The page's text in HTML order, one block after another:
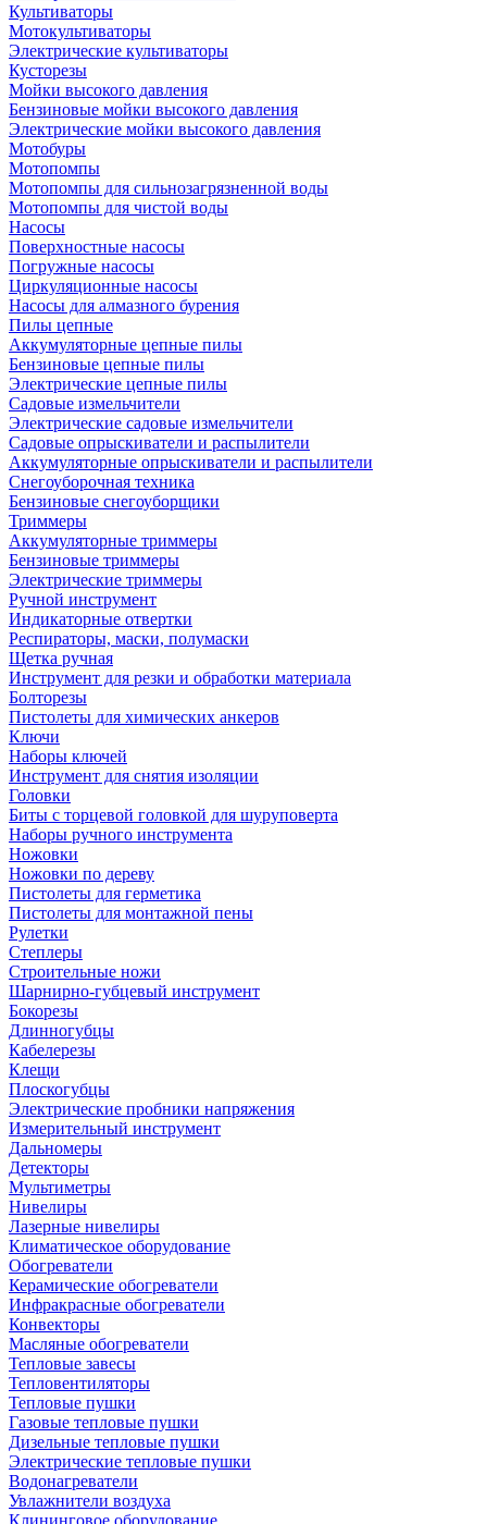
Культиваторы
Мотокультиваторы
Электрические культиваторы
Кусторезы
Мойки высокого давления
Бензиновые мойки высокого давления
Электрические мойки высокого давления
Мотобуры
Мотопомпы
Мотопомпы для сильнозагрязненной воды
Мотопомпы для чистой воды
Насосы
Поверхностные насосы
Погружные насосы
Циркуляционные насосы
Насосы для алмазного бурения
Пилы цепные
Аккумуляторные цепные пилы
Бензиновые цепные пилы
Электрические цепные пилы
Садовые измельчители
Электрические садовые измельчители
Садовые опрыскиватели и распылители
Аккумуляторные опрыскиватели и распылители
Снегоуборочная техника
Бензиновые снегоуборщики
Триммеры
Аккумуляторные триммеры
Бензиновые триммеры
Электрические триммеры
Ручной инструмент
Индикаторные отвертки
Респираторы, маски, полумаски
Щетка ручная
Инструмент для резки и обработки материала
Болторезы
Пистолеты для химических анкеров
Ключи
Наборы ключей
Инструмент для снятия изоляции
Головки
Биты с торцевой головкой для шуруповерта
Наборы ручного инструмента
Ножовки
Ножовки по дереву
Пистолеты для герметика
Пистолеты для монтажной пены
Рулетки
Степлеры
Строительные ножи
Шарнирно-губцевый инструмент
Бокорезы
Длинногубцы
Кабелерезы
Клещи
Плоскогубцы
Электрические пробники напряжения
Измерительный инструмент
Дальномеры
Детекторы
Мультиметры
Нивелиры
Лазерные нивелиры
Климатическое оборудование
Обогреватели
Керамические обогреватели
Инфракрасные обогреватели
Конвекторы
Масляные обогреватели
Тепловые завесы
Тепловентиляторы
Тепловые пушки
Газовые тепловые пушки
Дизельные тепловые пушки
Электрические тепловые пушки
Водонагреватели
Увлажнители воздуха
Клининговое оборудование